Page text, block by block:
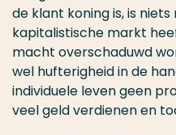
de klant koning is, is
kapitalistische markt
macht overschaduwd
wel hufterigheid in de
individuele leven geen
veel geld verdienen en